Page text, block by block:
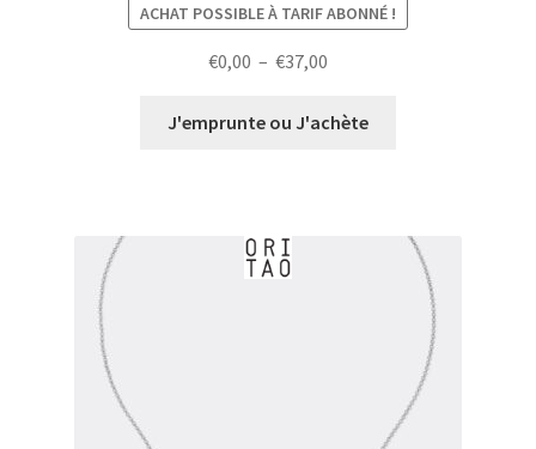
ACHAT POSSIBLE À TARIF ABONNÉ !
€0,00 – €37,00
prix :
J'emprunte ou J'achète